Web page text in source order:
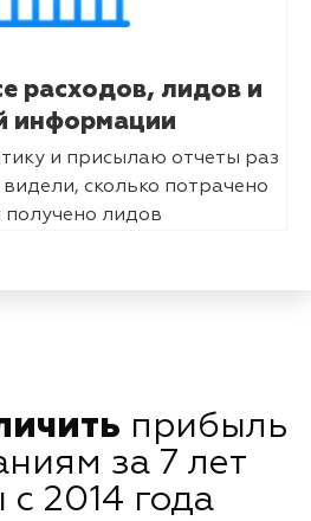
расходов, лидов и
информации
и присылаю отчеты раз
сколько потрачено
получено лидов
прибыль
за 7 лет
с 2014 года